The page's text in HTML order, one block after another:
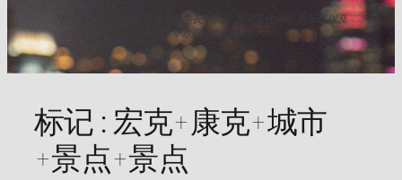
与HK Baz一起发现香港最出名的夜生活点. 探索最佳酒吧,俱乐部,以及
2025年难忘之夜的活动.
标记 :宏克+康克+城市
+景点+景点